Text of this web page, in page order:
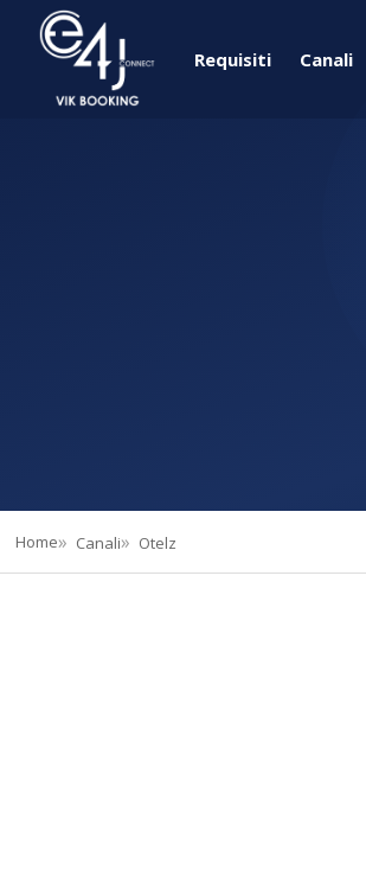
Requisiti Canali
Home Canali Otelz